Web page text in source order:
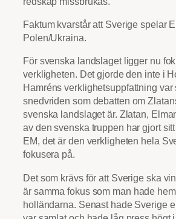
Faktum kvarstår att Sverige spelar
Polen/Ukraina.
För svenska landslaget ligger nu
verkligheten. Det gjorde den inte i
Hamréns verklighetsuppfattning
snedvriden som debatten om
svenska landslaget är. Zlatan,
av den svenska truppen har gjort sitt
EM, det är den verkligheten hela
fokusera på.
Det som krävs för att Sverige ska
är samma fokus som man hade
holländarna. Senast hade Sverige